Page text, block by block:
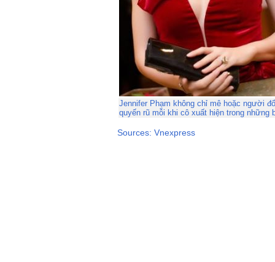
Jennifer Phạm không chỉ mê hoặc người
quyến rũ mỗi khi cô xuất hiện trong những
Sources: Vnexpress